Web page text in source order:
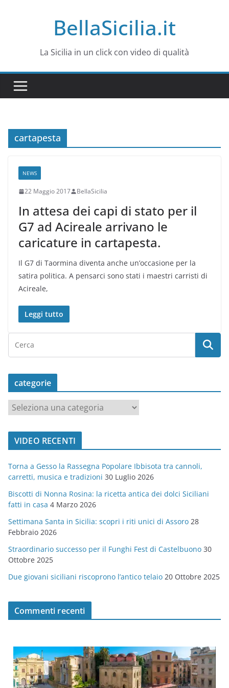
BellaSicilia.it
La Sicilia in un click con video di qualità
cartapesta
NEWS
22 Maggio 2017 BellaSicilia
In attesa dei capi di stato per il
G7 ad Acireale arrivano le
caricature in cartapesta.
Il G7 di Taormina diventa anche un’occasione per la
satira politica. A pensarci sono stati i maestri carristi di
Acireale,
Leggi tutto
categorie
a
t
o
r
i
e
VIDEO RECENTI
Torna a Gesso la Rassegna Popolare Ibbisota tra cannoli,
carretti, musica e tradizioni 30 Luglio 2026
Biscotti di Nonna Rosina: la ricetta antica dei dolci Siciliani
fatti in casa 4 Marzo 2026
Settimana Santa in Sicilia: scopri i riti unici di Assoro 28
Febbraio 2026
Straordinario successo per il Funghi Fest di Castelbuono 30
Ottobre 2025
Due giovani siciliani riscoprono l’antico telaio 20 Ottobre 2025
Commenti recenti